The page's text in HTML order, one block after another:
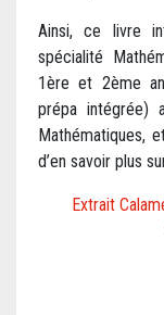
Ainsi, ce livre
spécialité
1ère et 2ème
prépa intégrée)
Mathématiques,
d’en savoir plus
Extrait